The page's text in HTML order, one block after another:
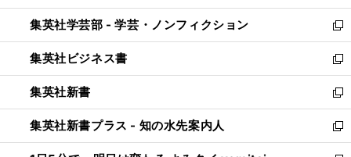
開
く
ウ
で
開
く
ン
ド
ウ
で
開
く
ウ
ィ
ン
ド
ウ
で
開
く
集英社学芸部 - 学芸・ノンフィクション
新
し
い
ウ
ィ
ン
ド
ウ
集英社ビジネス書
新
し
い
ウ
ィ
ン
集英社新書
新
し
い
ウ
集英社新書プラス - 知の水先案内人
新
し